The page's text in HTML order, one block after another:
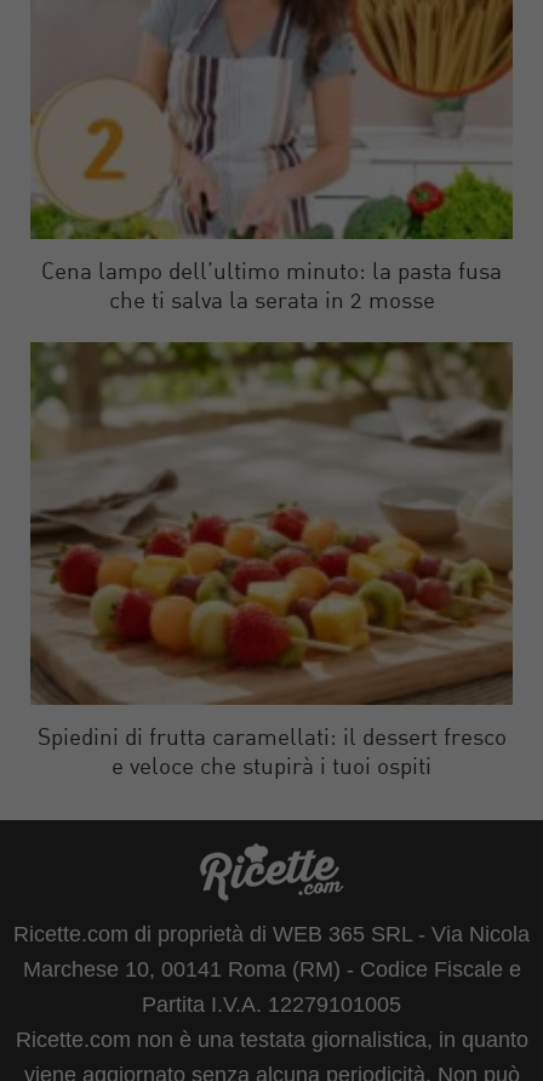
Cena lampo dell’ultimo minuto: la pasta fusa
che ti salva la serata in 2 mosse
Spiedini di frutta caramellati: il dessert fresco
e veloce che stupirà i tuoi ospiti
Ricette.com di proprietà di WEB 365 SRL - Via Nicola
Marchese 10, 00141 Roma (RM) - Codice Fiscale e
Partita I.V.A. 12279101005
Ricette.com non è una testata giornalistica, in quanto
viene aggiornato senza alcuna periodicità. Non può